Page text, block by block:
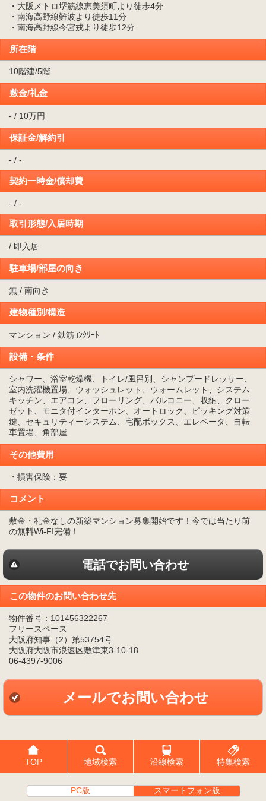
・大阪メトロ堺筋線恵美須町より徒歩4分
・南海高野線難波より徒歩11分
・南海高野線今宮戎より徒歩12分
所在階
10階建/5階
敷金/礼金
- / 10万円
保証金/解約引
- / -
契約一時金/償却費
- / -
取引形態/入居時期
/ 即入居
駐車場/部屋の向き
無 / 南向き
建物種別/構造
マンション / 鉄筋ｺﾝｸﾘｰﾄ
設備・条件
シャワー、浴室乾燥機、トイレ/風呂別、シャンプードレッサー、
室内洗濯機置場、ウォッシュレット、ウォームレット、システム
キッチン、エアコン、フローリング、バルコニー、収納、クロー
ゼット、モニタ付インターホン、オートロック、ピッキング対策
鍵、セキュリティーシステム、宅配ボックス、エレベータ、自転
車置場、角部屋
その他費用
・損害保険：要
コメント
敷金・礼金なしの新築マンション募集開始です！今では当たり前
の無料Wi-FI完備！
電話でお問い合わせ
この物件のお問い合わせ先
物件番号：101456322267
フリースペース
大阪府知事（2）第53754号
大阪府大阪市浪速区敷津東3-10-18
06-4397-9006
メールでお問い合わせ
TOP 地域検索 沿線検索 特集検索
PC版 スマートフォン版